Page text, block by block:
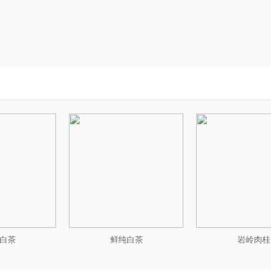
茶 鲜纯白茶 岩岭肉桂